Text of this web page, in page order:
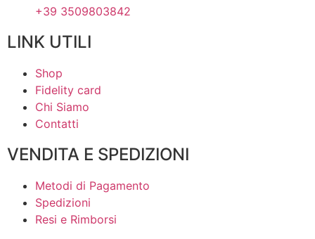
+39 3509803842
LINK UTILI
Shop
Fidelity card
Chi Siamo
Contatti
VENDITA E SPEDIZIONI
Metodi di Pagamento
Spedizioni
Resi e Rimborsi